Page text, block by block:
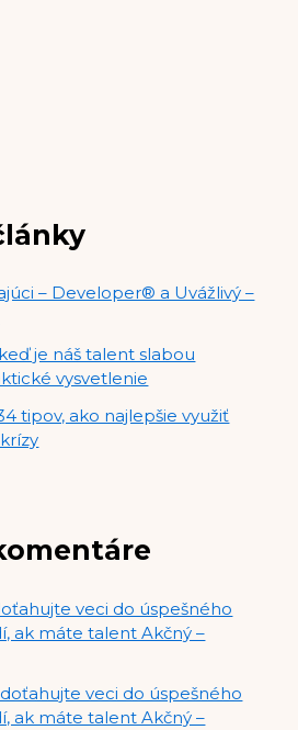
– Developer® a Uvážlivý –
je náš talent slabou
vysvetlenie
tipov, ako najlepšie využiť
veci do úspešného
ak máte talent Akčný –
veci do úspešného
ak máte talent Akčný –